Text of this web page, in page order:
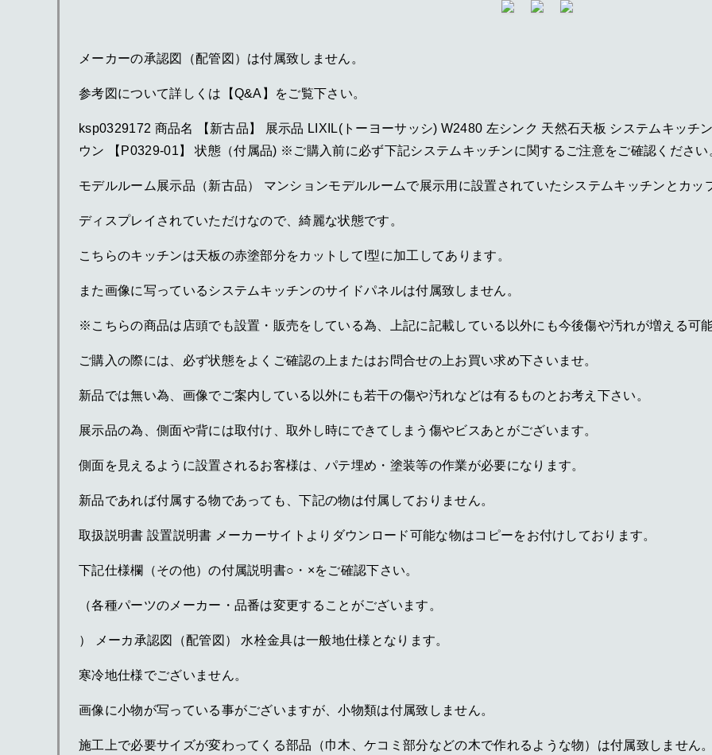
メーカーの承認図（配管図）は付属致しません。
参考図について詳しくは【Q&A】をご覧下さい。
ksp0329172 商品名 【新古品】 展示品 LIXIL(トーヨーサッシ) W2480 左シンク 天然石天板 システムキッチ
ウン 【P0329-01】 状態（付属品) ※ご購入前に必ず下記システムキッチンに関するご注意をご確認ください
モデルルーム展示品（新古品） マンションモデルルームで展示用に設置されていたシステムキッチンとカッ
ディスプレイされていただけなので、綺麗な状態です。
こちらのキッチンは天板の赤塗部分をカットしてI型に加工してあります。
また画像に写っているシステムキッチンのサイドパネルは付属致しません。
※こちらの商品は店頭でも設置・販売をしている為、上記に記載している以外にも今後傷や汚れが増える可
ご購入の際には、必ず状態をよくご確認の上またはお問合せの上お買い求め下さいませ。
新品では無い為、画像でご案内している以外にも若干の傷や汚れなどは有るものとお考え下さい。
展示品の為、側面や背には取付け、取外し時にできてしまう傷やビスあとがございます。
側面を見えるように設置されるお客様は、パテ埋め・塗装等の作業が必要になります。
新品であれば付属する物であっても、下記の物は付属しておりません。
取扱説明書 設置説明書 メーカーサイトよりダウンロード可能な物はコピーをお付けしております。
下記仕様欄（その他）の付属説明書○・×をご確認下さい。
（各種パーツのメーカー・品番は変更することがございます。
） メーカ承認図（配管図） 水栓金具は一般地仕様となります。
寒冷地仕様でございません。
画像に小物が写っている事がございますが、小物類は付属致しません。
施工上で必要サイズが変わってくる部品（巾木、ケコミ部分などの木で作れるような物）は付属致しません